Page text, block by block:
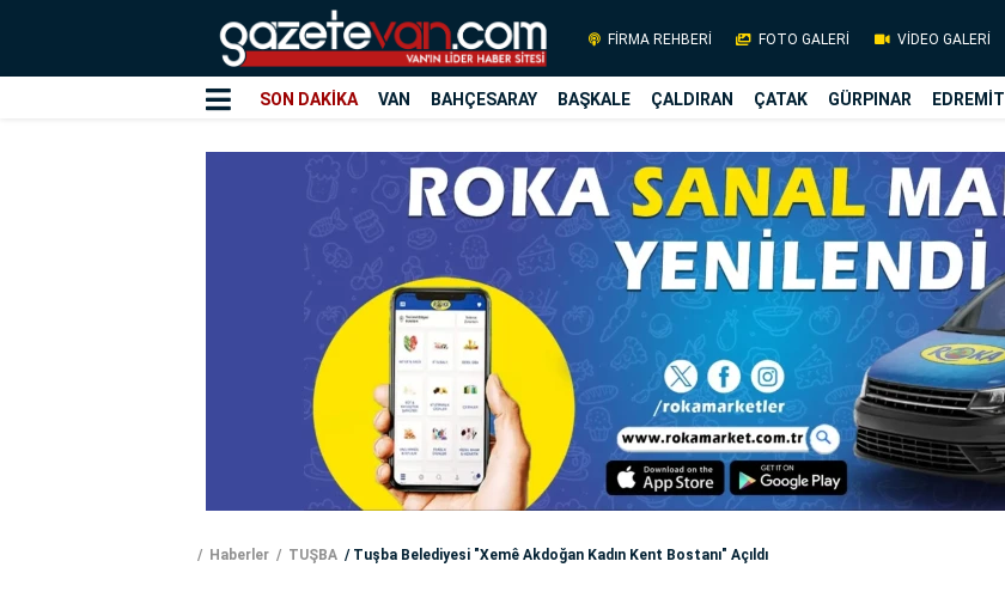
FİRMA REHBERİ FOTO GALERİ VİDEO GALERİ
SON DAKİKA VAN BAHÇESARAY BAŞKALE ÇALDIRAN ÇATAK GÜRPINAR EDREMİT
Haberler TUŞBA Tuşba Belediyesi "Xemê Akdoğan Kadın Kent Bostanı" Açıldı